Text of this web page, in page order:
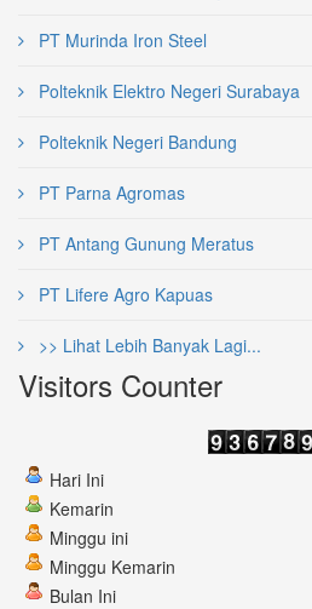
PT Murinda Iron Steel
Polteknik Elektro Negeri Surabaya
Polteknik Negeri Bandung
PT Parna Agromas
PT Antang Gunung Meratus
PT Lifere Agro Kapuas
>> Lihat Lebih Banyak Lagi...
Visitors Counter
Hari Ini
Kemarin
Minggu ini
Minggu Kemarin
Bulan Ini